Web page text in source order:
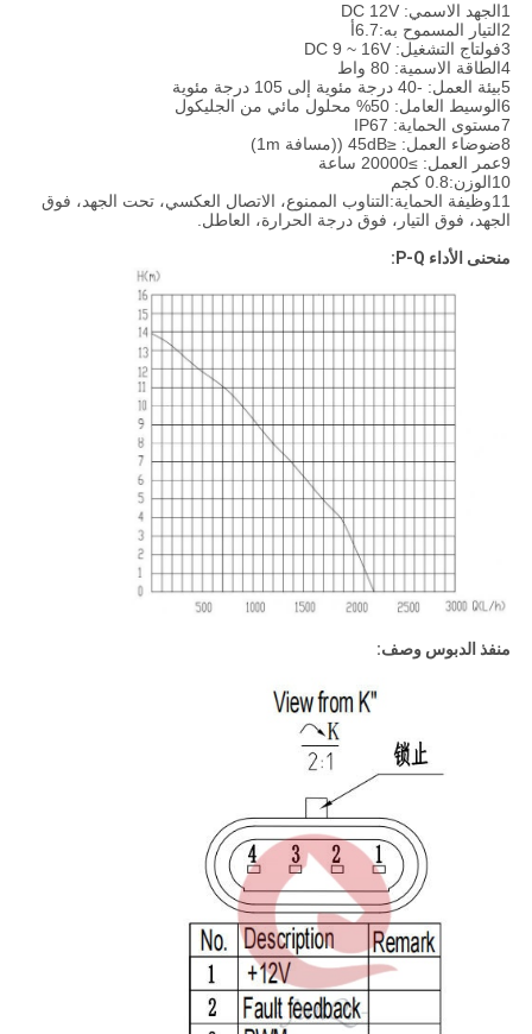
1الجهد الاسمي: DC 12V
2التيار المسموح به:6.7أ
3فولتاج التشغيل: DC 9 ~ 16V
4الطاقة الاسمية: 80 واط
5بيئة العمل: -40 درجة مئوية إلى 105 درجة مئوية
6الوسيط العامل: 50% محلول مائي من الجليكول
7مستوى الحماية: IP67
8ضوضاء العمل: ≤45dB ((مسافة 1m)
9عمر العمل: ≥20000 ساعة
10الوزن:0.8 كجم
11وظيفة الحماية:التناوب الممنوع، الاتصال العكسي، تحت الجهد، فوق
الجهد، فوق التيار، فوق درجة الحرارة، العاطل.
منحنى الأداء P-Q:
منفذ الدبوس وصف: